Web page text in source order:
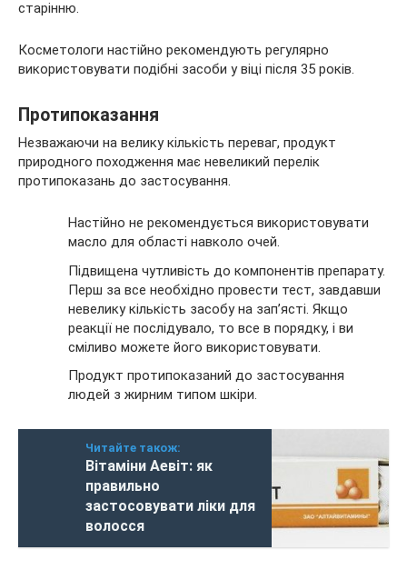
старінню.
Косметологи настійно рекомендують регулярно
використовувати подібні засоби у віці після 35 років.
Протипоказання
Незважаючи на велику кількість переваг, продукт
природного походження має невеликий перелік
протипоказань до застосування.
Настійно не рекомендується використовувати
масло для області навколо очей.
Підвищена чутливість до компонентів препарату.
Перш за все необхідно провести тест, завдавши
невелику кількість засобу на зап’ясті. Якщо
реакції не послідувало, то все в порядку, і ви
сміливо можете його використовувати.
Продукт протипоказаний до застосування
людей з жирним типом шкіри.
Читайте також:
Вітаміни Аевіт: як
правильно
застосовувати ліки для
волосся